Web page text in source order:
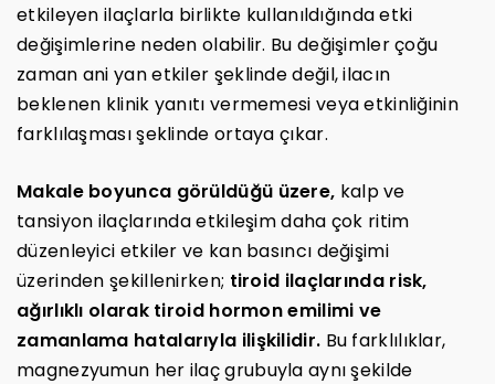
etkileyen ilaçlarla birlikte kullanıldığında etki
değişimlerine neden olabilir. Bu değişimler çoğu
zaman ani yan etkiler şeklinde değil, ilacın
beklenen klinik yanıtı vermemesi veya etkinliğinin
farklılaşması şeklinde ortaya çıkar.
Makale boyunca görüldüğü üzere, kalp ve
tansiyon ilaçlarında etkileşim daha çok ritim
düzenleyici etkiler ve kan basıncı değişimi
üzerinden şekillenirken; tiroid ilaçlarında risk,
ağırlıklı olarak tiroid hormon emilimi ve
zamanlama hatalarıyla ilişkilidir. Bu farklılıklar,
magnezyumun her ilaç grubuyla aynı şekilde